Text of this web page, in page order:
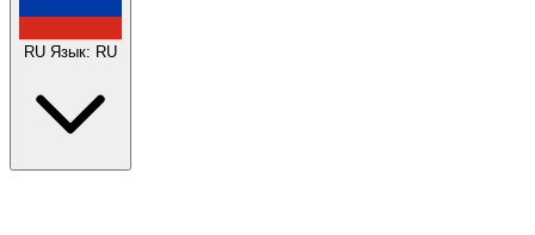
RU Язык: RU